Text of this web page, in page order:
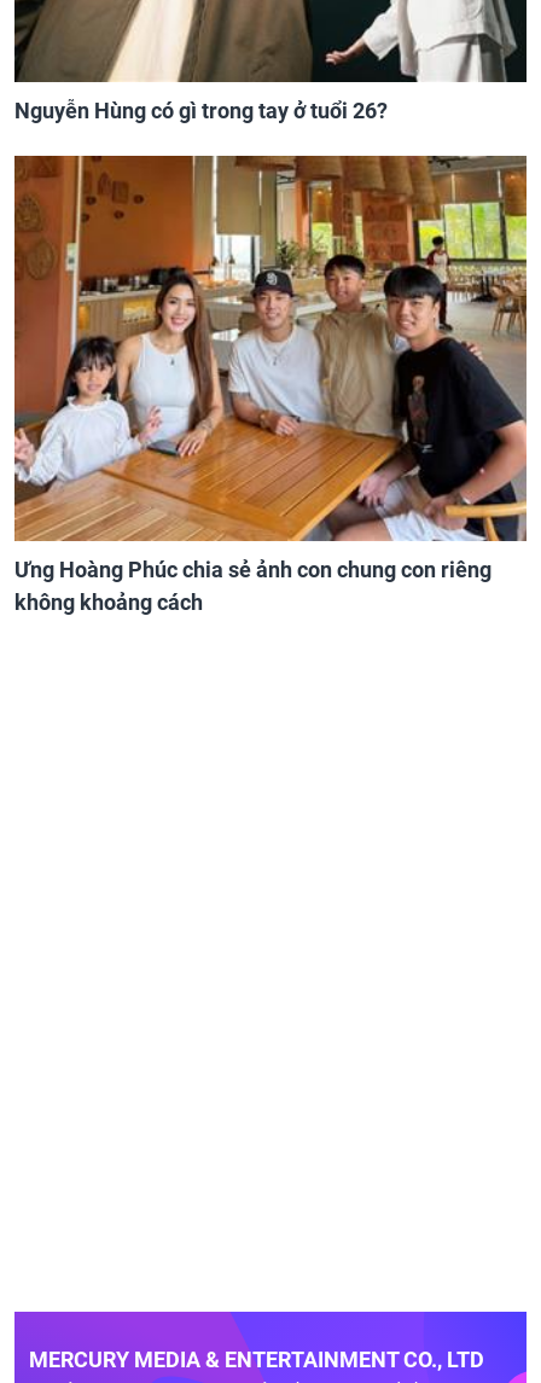
Nguyễn Hùng có gì trong tay ở tuổi 26?
Ưng Hoàng Phúc chia sẻ ảnh con chung con riêng
không khoảng cách
MERCURY MEDIA & ENTERTAINMENT CO., LTD